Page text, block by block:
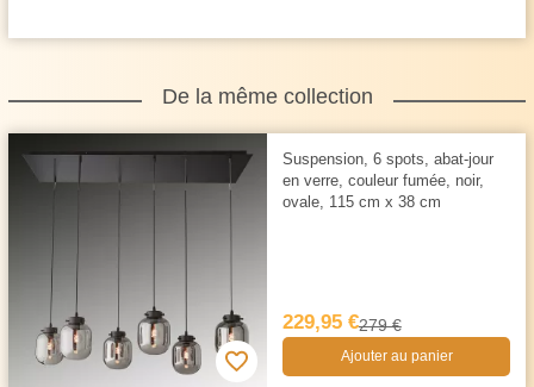
De la même collection
Suspension, 6 spots, abat-jour
en verre, couleur fumée, noir,
ovale, 115 cm x 38 cm
229,95 €279 €
Ajouter au panier